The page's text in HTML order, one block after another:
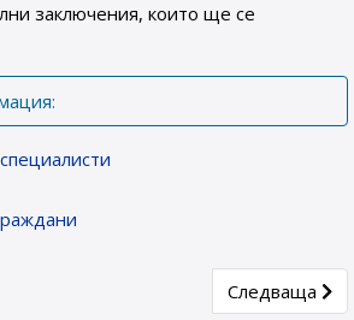
заключения, които ще се
преустановяване наNext article:
Следваща